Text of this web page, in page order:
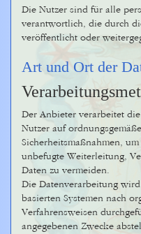
Die Nutzer sind für alle
verantwortlich, die durch
veröffentlicht oder
Art und Ort der
Der Anbieter verarbeitet
Nutzer auf
Sicherheitsmaßnahmen,
unbefugte Weiterleitung,
Daten zu vermeiden.
Die Datenverarbeitung
basierten Systemen nach
Verfahrensweisen
angegebenen Zwecke